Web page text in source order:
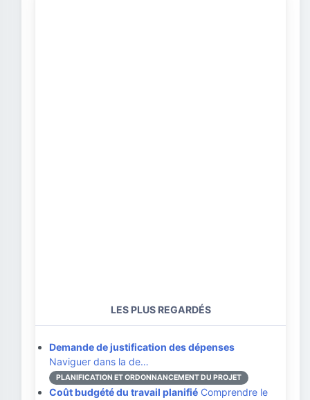
LES PLUS REGARDÉS
Demande de justification des dépenses
Naviguer dans la de…
PLANIFICATION ET ORDONNANCEMENT DU PROJET
Coût budgété du travail planifié Comprendre le